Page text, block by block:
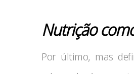
Nutrição
Por último, mas